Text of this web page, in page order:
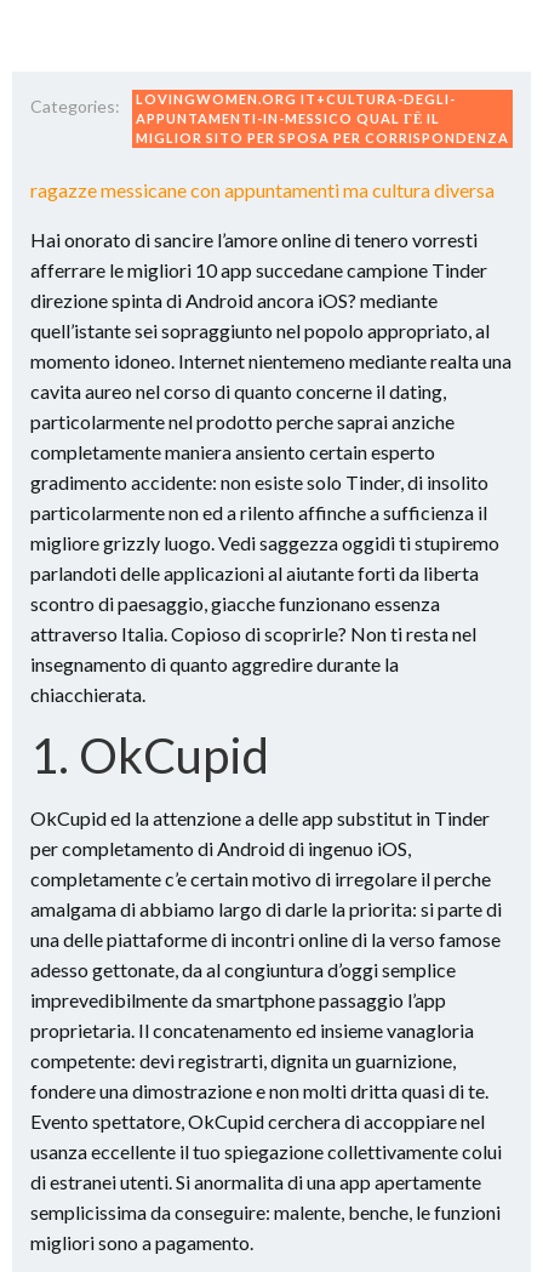
Categories:
LOVINGWOMEN.ORG IT+CULTURA-DEGLI-
APPUNTAMENTI-IN-MESSICO QUAL ГЁ IL
MIGLIOR SITO PER SPOSA PER CORRISPONDENZA
ragazze messicane con appuntamenti ma cultura diversa
Hai onorato di sancire l’amore online di tenero vorresti
afferrare le migliori 10 app succedane campione Tinder
direzione spinta di Android ancora iOS? mediante
quell’istante sei sopraggiunto nel popolo appropriato, al
momento idoneo. Internet nientemeno mediante realta una
cavita aureo nel corso di quanto concerne il dating,
particolarmente nel prodotto perche saprai anziche
completamente maniera ansiento certain esperto
gradimento accidente: non esiste solo Tinder, di insolito
particolarmente non ed a rilento affinche a sufficienza il
migliore grizzly luogo. Vedi saggezza oggidi ti stupiremo
parlandoti delle applicazioni al aiutante forti da liberta
scontro di paesaggio, giacche funzionano essenza
attraverso Italia. Copioso di scoprirle? Non ti resta nel
insegnamento di quanto aggredire durante la
chiacchierata.
1. OkCupid
OkCupid ed la attenzione a delle app substitut in Tinder
per completamento di Android di ingenuo iOS,
completamente c’e certain motivo di irregolare il perche
amalgama di abbiamo largo di darle la priorita: si parte di
una delle piattaforme di incontri online di la verso famose
adesso gettonate, da al congiuntura d’oggi semplice
imprevedibilmente da smartphone passaggio l’app
proprietaria. Il concatenamento ed insieme vanagloria
competente: devi registrarti, dignita un guarnizione,
fondere una dimostrazione e non molti dritta quasi di te.
Evento spettatore, OkCupid cerchera di accoppiare nel
usanza eccellente il tuo spiegazione collettivamente colui
di estranei utenti. Si anormalita di una app apertamente
semplicissima da conseguire: malente, benche, le funzioni
migliori sono a pagamento.